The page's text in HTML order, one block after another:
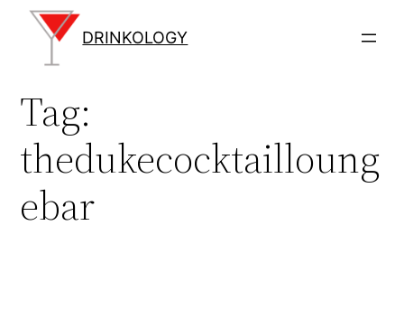
contenuto
DRINKOLOGY
Tag:
thedukecocktailloung
ebar